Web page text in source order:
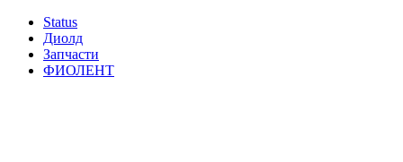
Status
Диолд
Запчасти
ФИОЛЕНТ